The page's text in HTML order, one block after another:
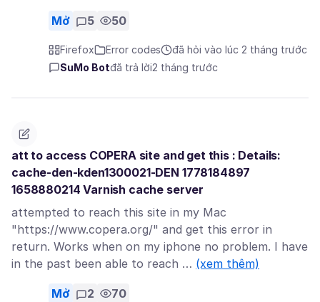
Mở 5 50
Firefox Error codes
đã hỏi vào lúc 2 tháng trước
SuMo Botđã trả lời2 tháng trước
att to access COPERA site and get this : Details:
cache-den-kden1300021-DEN 1778184897
1658880214 Varnish cache server
attempted to reach this site in my Mac
"https://www.copera.org/" and get this error in
return. Works when on my iphone no problem. I have
in the past been able to reach … (xem thêm)
Mở 2 70